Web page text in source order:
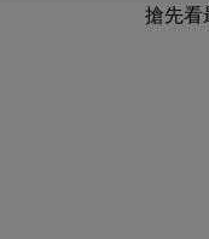
搶先看